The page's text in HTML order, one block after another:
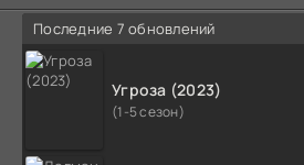
Последние 7 обновлений
Угроза (2023)
(1-5 сезон)